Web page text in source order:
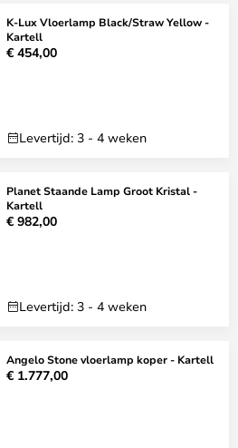
K-Lux Vloerlamp Black/Straw Yellow -
Kartell
€ 454,00
Levertijd: 3 - 4 weken
Planet Staande Lamp Groot Kristal -
Kartell
€ 982,00
Levertijd: 3 - 4 weken
Angelo Stone vloerlamp koper - Kartell
€ 1.777,00